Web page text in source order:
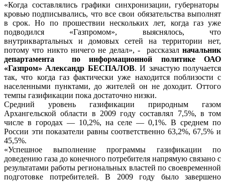
«Когда составлялись графики синхронизации, губернаторы
кровью подписывались, что все свои обязательства выполнят
в срок. Но по прошествии нескольких лет, когда газ уже
подводился «Газпромом», выяснялось, что
внутриквартальных и домовых сетей на территории нет,
потому что никто ничего не делал», - рассказал начальник
департамента по информационной политике ОАО
«Газпром» Александр БЕСПАЛОВ. И зачастую получается
так, что когда газ фактически уже находится поблизости с
населенными пунктами, до жителей он не доходит. Оттого
темпы газификации пока достаточно низки.
Средний уровень газификации природным газом
Архангельской области в 2009 году составлял 7,5%, в том
числе в городах — 10,2%, на селе — 0,1%. В среднем по
России эти показатели равны соответственно 63,2%, 67,5% и
45,5%.
«Успешное выполнение программы газификации по
доведению газа до конечного потребителя напрямую связано с
результатами работы региональных властей по своевременной
подготовке потребителей. В 2009 году было завершено